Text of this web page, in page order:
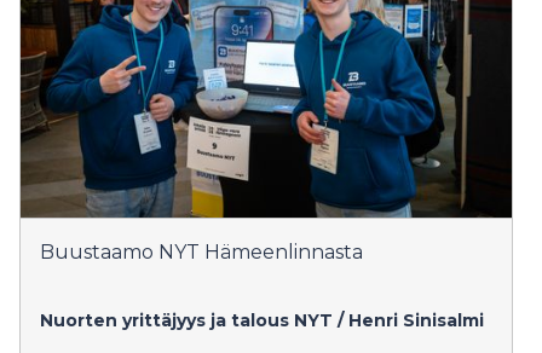
Buustaamo NYT Hämeenlinnasta
Nuorten yrittäjyys ja talous NYT / Henri Sinisalmi